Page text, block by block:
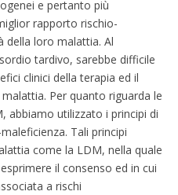
e pertanto più
rapporto rischio-
della loro malattia. Al
tardivo, sarebbe difficile
clinici della terapia ed il
Per quanto riguarda le
abbiamo utilizzato i principi di
Tali principi
come la LDM, nella quale
il consenso ed in cui
a rischi